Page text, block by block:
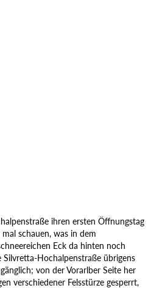
ihren ersten Öffnungstag
schauen, was in dem
Eck da hinten noch
Hochalpenstraße übrigens
von der Vorarlber Seite her
verschiedener Felsstürze gesperrt,